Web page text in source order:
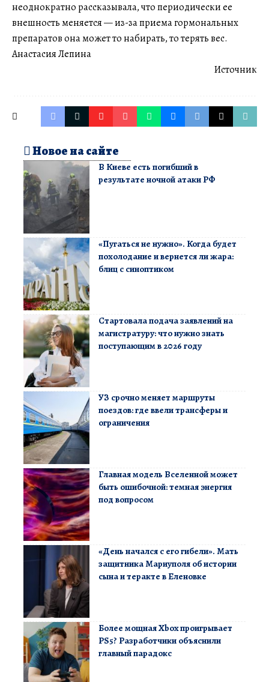
неоднократно рассказывала, что периодически ее
внешность меняется — из-за приема гормональных
препаратов она может то набирать, то терять вес.
Анастасия Лепина
Источник
Новое на сайте
В Киеве есть погибший в
результате ночной атаки РФ
«Пугаться не нужно». Когда будет
похолодание и вернется ли жара:
блиц с синоптиком
Стартовала подача заявлений на
магистратуру: что нужно знать
поступающим в 2026 году
УЗ срочно меняет маршруты
поездов: где ввели трансферы и
ограничения
Главная модель Вселенной может
быть ошибочной: темная энергия
под вопросом
«День начался с его гибели». Мать
защитника Мариуполя об истории
сына и теракте в Еленовке
Более мощная Xbox проигрывает
PS5? Разработчики объяснили
главный парадокс